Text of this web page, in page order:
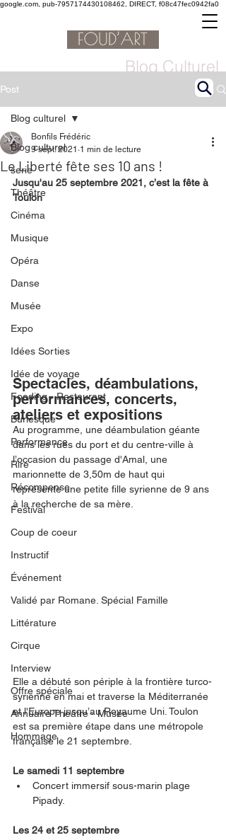
google.com, pub-7957174430108462, DIRECT, f08c47fec0942fa0
Blog Culturel
Post
Blog culturel
serie
Théâtre
Cinéma
Musique
Opéra
Danse
Musée
Expo
Idées Sorties
Idée de voyage
Fooding - Restaurant
Burlesque
Performance
Rire
Récompense
Festival
Coup de coeur
Instructif
Événement
Validé par Romane. Spécial Famille
Littérature
Cirque
Interview
Offre spéciale
Annuaire Théâtre - Musée
Hommage
Blog culturel
Le Liberté fête ses 10 ans !
Bonfils Frédéric
9 sept. 2021 1 min de lecture
Jusqu'au 25 septembre 2021, c’est la fête à
Toulon
Spectacles, déambulations,
performances, concerts,
ateliers et expositions
Au programme, une déambulation géante
dans les rues du port et du centre-ville à
l’occasion du passage d'Amal, une
marionnette de 3,50m de haut qui
représente une petite fille syrienne de 9 ans
à la recherche de sa mère.
Elle a débuté son périple à la frontière turco-
syrienne en mai et traverse la Méditerranée
et l'Europe jusqu’au Royaume Uni. Toulon
est sa première étape dans une métropole
française le 21 septembre.
Le samedi 11 septembre
Concert immersif sous-marin plage
Pipady.
Les 24 et 25 septembre